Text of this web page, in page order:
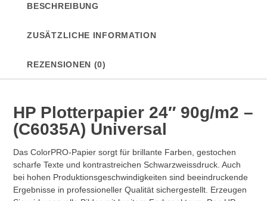
BESCHREIBUNG
ZUSÄTZLICHE INFORMATION
REZENSIONEN (0)
HP Plotterpapier 24″ 90g/m2 –
(C6035A) Universal
Das ColorPRO-Papier sorgt für brillante Farben, gestochen
scharfe Texte und kontrastreichen Schwarzweissdruck. Auch
bei hohen Produktionsgeschwindigkeiten sind beeindruckende
Ergebnisse in professioneller Qualität sichergestellt. Erzeugen